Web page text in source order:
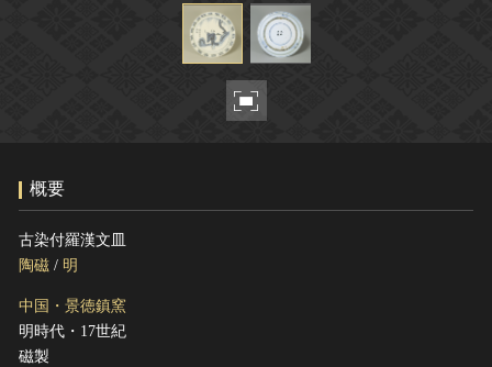
ヘルプ
このサイトについて
関連サイトリンク
サイトマップ
国指定文化財等データベース
概要
古染付羅漢文皿
陶磁 / 明
中国・景徳鎮窯
明時代・17世紀
磁製